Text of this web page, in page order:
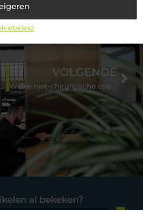
al bekeken?
Wat Maakt Een Betrouwbare Transportpartner: Essentiële Kenmerken Voor Succesvol Transport
VOLGENDE
Welke niet-chirurgische cosmetische ingrepen zijn geschikt voor beginners?